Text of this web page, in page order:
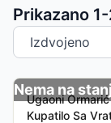
Prikazano 1-
Sortiranje
Nema na
Ugaoni
Kupatilo Sa